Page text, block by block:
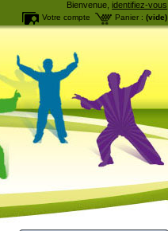
Bienvenue,identifiez-vous
Panier : (vide)
Votre compte